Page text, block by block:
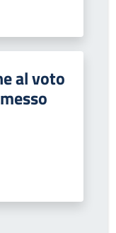
al voto